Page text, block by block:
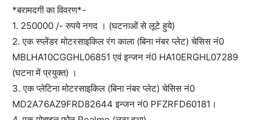
*बरामदगी का विवरण*-
1. 250000 /- रुपये नगद । (घटनाओं से लूटे हुये)
2. एक स्प्लेंडर मोटरसाइकिल रंग काला (बिना नंबर प्लेट) चेसिस नं0
MBLHA10CGGHL06851 एवं इन्जन नं0 HA10ERGHL07289
(घटना में प्रयुक्त) ।
3. एक प्लेटिना मोटरसाइकिल (बिना नंबर प्लेट) चेसिस नं0
MD2A76AZ9FRD82644 इन्जन नं0 PFZRFD60181।